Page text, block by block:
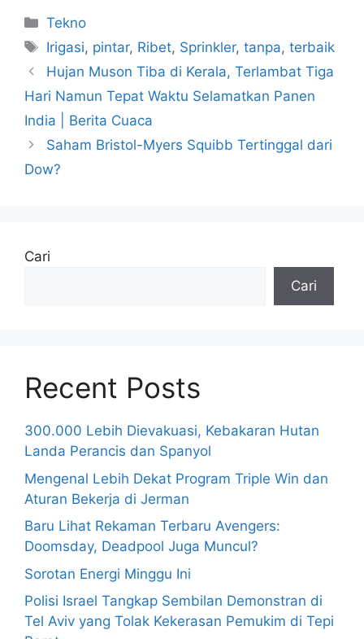
Kategori
Tekno
Tag
Irigasi, pintar, Ribet, Sprinkler,tanpa,terbaik
Hujan Muson Tiba di Kerala, Terlambat Tiga
Hari Namun Tepat Waktu Selamatkan Panen
India | Berita Cuaca
Saham Bristol-Myers Squibb Tertinggal dari
Dow?
Cari
Cari
Recent Posts
300.000 Lebih Dievakuasi, Kebakaran Hutan
Landa Perancis dan Spanyol
Mengenal Lebih Dekat Program Triple Win dan
Aturan Bekerja di Jerman
Baru Lihat Rekaman Terbaru Avengers:
Doomsday, Deadpool Juga Muncul?
Sorotan Energi Minggu Ini
Polisi Israel Tangkap Sembilan Demonstran di
Tel Aviv yang Tolak Kekerasan Pemukim di Tepi